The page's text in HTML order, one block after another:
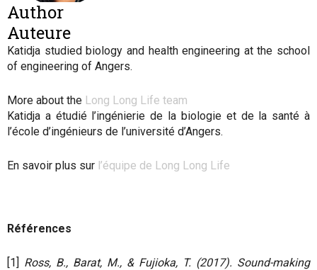
Author
Auteure
Katidja studied biology and health engineering at the school
of engineering of Angers.
More about the Long Long Life team
Katidja a étudié l’ingénierie de la biologie et de la santé à
l’école d’ingénieurs de l’université d’Angers.
En savoir plus sur l’équipe de Long Long Life
Références
[1] Ross, B., Barat, M., & Fujioka, T. (2017). Sound-making